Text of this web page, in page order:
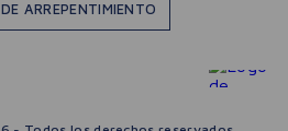
ARREPENTIMIENTO